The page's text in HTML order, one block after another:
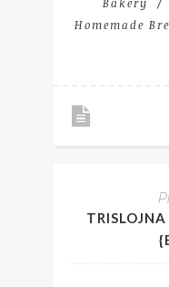
Homemade